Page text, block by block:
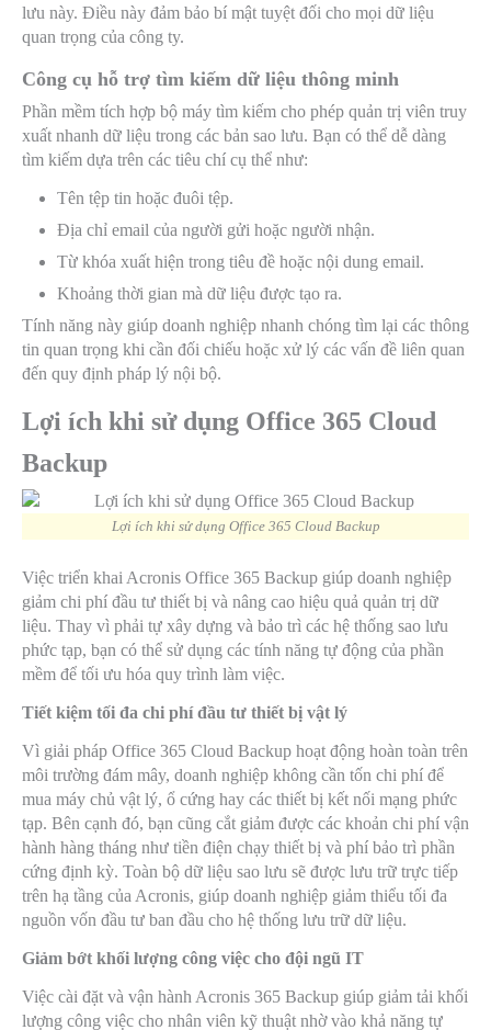
lưu này. Điều này đảm bảo bí mật tuyệt đối cho mọi dữ liệu
quan trọng của công ty.
Công cụ hỗ trợ tìm kiếm dữ liệu thông minh
Phần mềm tích hợp bộ máy tìm kiếm cho phép quản trị viên truy
xuất nhanh dữ liệu trong các bản sao lưu. Bạn có thể dễ dàng
tìm kiếm dựa trên các tiêu chí cụ thể như:
Tên tệp tin hoặc đuôi tệp.
Địa chỉ email của người gửi hoặc người nhận.
Từ khóa xuất hiện trong tiêu đề hoặc nội dung email.
Khoảng thời gian mà dữ liệu được tạo ra.
Tính năng này giúp doanh nghiệp nhanh chóng tìm lại các thông
tin quan trọng khi cần đối chiếu hoặc xử lý các vấn đề liên quan
đến quy định pháp lý nội bộ.
Lợi ích khi sử dụng Office 365 Cloud
Backup
Lợi ích khi sử dụng Office 365 Cloud Backup
Việc triển khai Acronis Office 365 Backup giúp doanh nghiệp
giảm chi phí đầu tư thiết bị và nâng cao hiệu quả quản trị dữ
liệu. Thay vì phải tự xây dựng và bảo trì các hệ thống sao lưu
phức tạp, bạn có thể sử dụng các tính năng tự động của phần
mềm để tối ưu hóa quy trình làm việc.
Tiết kiệm tối đa chi phí đầu tư thiết bị vật lý
Vì giải pháp Office 365 Cloud Backup hoạt động hoàn toàn trên
môi trường đám mây, doanh nghiệp không cần tốn chi phí để
mua máy chủ vật lý, ổ cứng hay các thiết bị kết nối mạng phức
tạp. Bên cạnh đó, bạn cũng cắt giảm được các khoản chi phí vận
hành hàng tháng như tiền điện chạy thiết bị và phí bảo trì phần
cứng định kỳ. Toàn bộ dữ liệu sao lưu sẽ được lưu trữ trực tiếp
trên hạ tầng của Acronis, giúp doanh nghiệp giảm thiểu tối đa
nguồn vốn đầu tư ban đầu cho hệ thống lưu trữ dữ liệu.
Giảm bớt khối lượng công việc cho đội ngũ IT
Việc cài đặt và vận hành Acronis 365 Backup giúp giảm tải khối
lượng công việc cho nhân viên kỹ thuật nhờ vào khả năng tự